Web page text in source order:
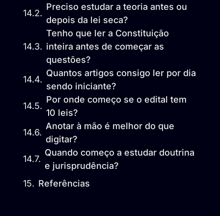
Preciso estudar a teoria antes ou
depois da lei seca?
Tenho que ler a Constituição
inteira antes de começar as
questões?
Quantos artigos consigo ler por dia
sendo iniciante?
Por onde começo se o edital tem
10 leis?
Anotar à mão é melhor do que
digitar?
Quando começo a estudar doutrina
e jurisprudência?
Referências